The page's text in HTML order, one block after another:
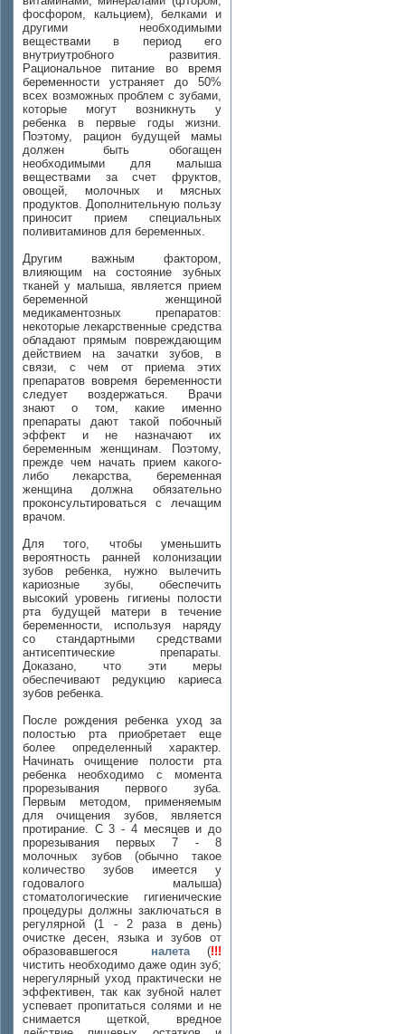
фосфором, кальцием), белками и
другими необходимыми
веществами в период его
внутриутробного развития.
Рациональное питание во время
беременности устраняет до 50%
всех возможных проблем с зубами,
которые могут возникнуть у
ребенка в первые годы жизни.
Поэтому, рацион будущей мамы
должен быть обогащен
необходимыми для малыша
веществами за счет фруктов,
овощей, молочных и мясных
продуктов. Дополнительную пользу
приносит прием специальных
поливитаминов для беременных.
Другим важным фактором,
влияющим на состояние зубных
тканей у малыша, является прием
беременной женщиной
медикаментозных препаратов:
некоторые лекарственные средства
обладают прямым повреждающим
действием на зачатки зубов, в
связи, с чем от приема этих
препаратов вовремя беременности
следует воздержаться. Врачи
знают о том, какие именно
препараты дают такой побочный
эффект и не назначают их
беременным женщинам. Поэтому,
прежде чем начать прием какого-
либо лекарства, беременная
женщина должна обязательно
проконсультироваться с лечащим
врачом.
Для того, чтобы уменьшить
вероятность ранней колонизации
зубов ребенка, нужно вылечить
кариозные зубы, обеспечить
высокий уровень гигиены полости
рта будущей матери в течение
беременности, используя наряду
со стандартными средствами
антисептические препараты.
Доказано, что эти меры
обеспечивают редукцию кариеса
зубов ребенка.
После рождения ребенка уход за
полостью рта приобретает еще
более определенный характер.
Начинать очищение полости рта
ребенка необходимо с момента
прорезывания первого зуба.
Первым методом, применяемым
для очищения зубов, является
протирание. С 3 - 4 месяцев и до
прорезывания первых 7 - 8
молочных зубов (обычно такое
количество зубов имеется у
годовалого малыша)
стоматологические гигиенические
процедуры должны заключаться в
регулярной (1 - 2 раза в день)
очистке десен, языка и зубов от
образовавшегося
налета(!!!
чистить необходимо даже один зуб;
нерегулярный уход практически не
эффективен, так как зубной налет
успевает пропитаться солями и не
снимается щеткой, вредное